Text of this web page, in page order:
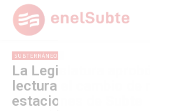
SUBTERRÁNEOS
La Legislatura aprobó en
lectura el cambio de
estaciones de Subte